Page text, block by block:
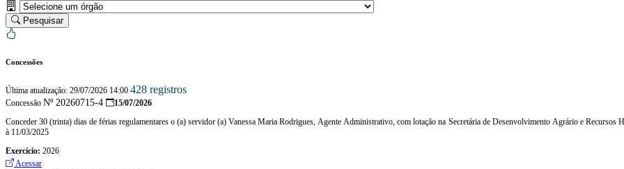
Pesquisar
Concessões
Última atualização: 29/07/2026 14:00 428 registros
Concessão Nº 20260715-4
15/07/2026
Conceder 30 (trinta) dias de férias regulamentares o (a) servidor (a) Vanessa Maria Rodrigues, Agente Administrativo, com lotação na Secretária de Desenvolvimento Agrário e
à 11/03/2025
Exercício: 2026
Acessar